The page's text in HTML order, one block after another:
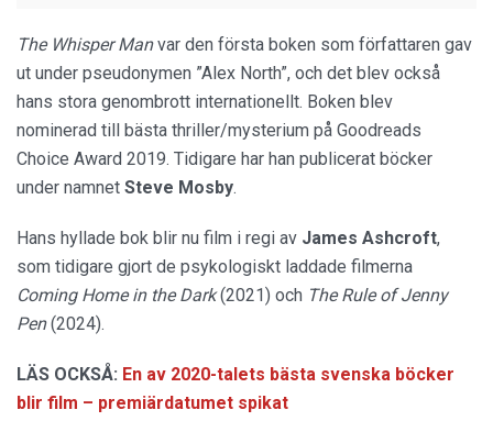
The Whisper Manvar den första boken som författaren gav
ut under pseudonymen ”Alex North”, och det blev också
hans stora genombrott internationellt. Boken blev
nominerad till bästa thriller/mysterium på Goodreads
Choice Award 2019. Tidigare har han publicerat böcker
under namnet Steve Mosby.
Hans hyllade bok blir nu film i regi av James Ashcroft,
som tidigare gjort de psykologiskt laddade filmerna
Coming Home in the Dark(2021) och The Rule of Jenny
Pen(2024).
LÄS OCKSÅ: En av 2020-talets bästa svenska böcker
blir film – premiärdatumet spikat